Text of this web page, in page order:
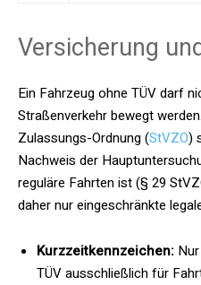
Versicherung
Ein Fahrzeug ohne TÜV darf
Straßenverkehr bewegt
Zulassungs-Ordnung (StVZO)
Nachweis der
reguläre Fahrten ist (§ 29
daher nur eingeschränkte
Kurzzeitkennzeichen:
TÜV ausschließlich für